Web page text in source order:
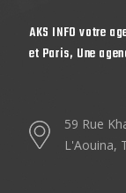
AKS INFO votre
et Paris, Une
59 Rue
L'Aouina,